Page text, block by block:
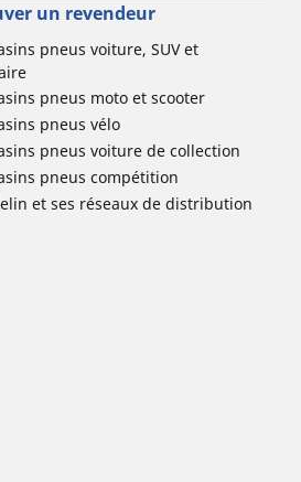
un revendeur
pneus voiture, SUV et
pneus moto et scooter
pneus vélo
pneus voiture de collection
pneus compétition
et ses réseaux de distribution